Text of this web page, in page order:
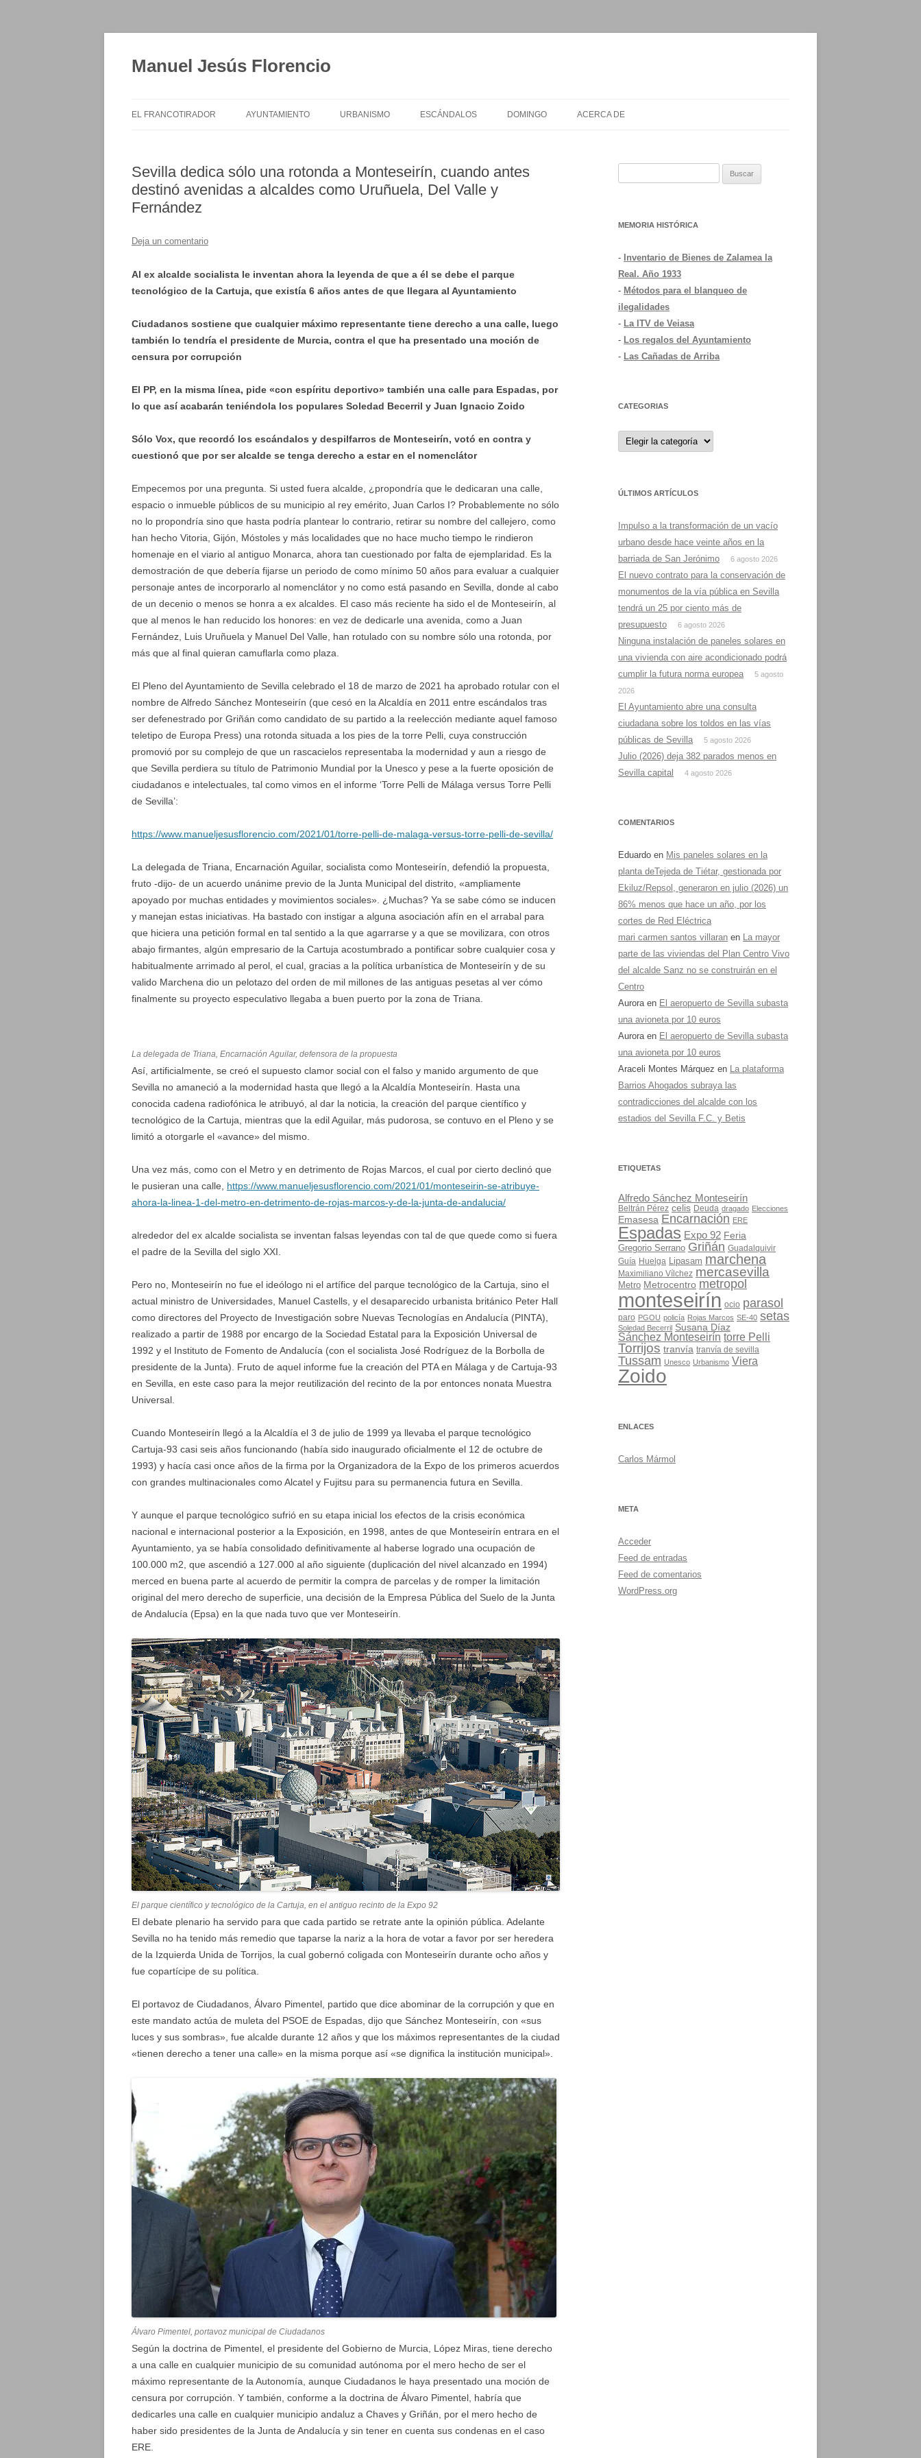
Manuel Jesús Florencio
EL FRANCOTIRADOR AYUNTAMIENTO URBANISMO ESCÁNDALOS DOMINGO ACERCA DE
Sevilla dedica sólo una rotonda a Monteseirín, cuando antes
destinó avenidas a alcaldes como Uruñuela, Del Valle y
Fernández
Deja un comentario
Al ex alcalde socialista le inventan ahora la leyenda de que a él se debe el parque
tecnológico de la Cartuja, que existía 6 años antes de que llegara al Ayuntamiento
Ciudadanos sostiene que cualquier máximo representante tiene derecho a una calle, luego
también lo tendría el presidente de Murcia, contra el que ha presentado una moción de
censura por corrupción
El PP, en la misma línea, pide «con espíritu deportivo» también una calle para Espadas, por
lo que así acabarán teniéndola los populares Soledad Becerril y Juan Ignacio Zoido
Sólo Vox, que recordó los escándalos y despilfarros de Monteseirín, votó en contra y
cuestionó que por ser alcalde se tenga derecho a estar en el nomenclátor
Empecemos por una pregunta. Si usted fuera alcalde, ¿propondría que le dedicaran una calle,
espacio o inmueble públicos de su municipio al rey emérito, Juan Carlos I? Probablemente no sólo
no lo propondría sino que hasta podría plantear lo contrario, retirar su nombre del callejero, como
han hecho Vitoria, Gijón, Móstoles y más localidades que no hace mucho tiempo le rindieron
homenaje en el viario al antiguo Monarca, ahora tan cuestionado por falta de ejemplaridad. Es la
demostración de que debería fijarse un periodo de como mínimo 50 años para evaluar a cualquier
personaje antes de incorporarlo al nomenclátor y no como está pasando en Sevilla, donde al cabo
de un decenio o menos se honra a ex alcaldes. El caso más reciente ha sido el de Monteseirín, al
que al menos le han reducido los honores: en vez de dedicarle una avenida, como a Juan
Fernández, Luis Uruñuela y Manuel Del Valle, han rotulado con su nombre sólo una rotonda, por
más que al final quieran camuflarla como plaza.
El Pleno del Ayuntamiento de Sevilla celebrado el 18 de marzo de 2021 ha aprobado rotular con el
nombre de Alfredo Sánchez Monteseirín (que cesó en la Alcaldía en 2011 entre escándalos tras
ser defenestrado por Griñán como candidato de su partido a la reelección mediante aquel famoso
teletipo de Europa Press) una rotonda situada a los pies de la torre Pelli, cuya construcción
promovió por su complejo de que un rascacielos representaba la modernidad y aun a riesgo de
que Sevilla perdiera su título de Patrimonio Mundial por la Unesco y pese a la fuerte oposición de
ciudadanos e intelectuales, tal como vimos en el informe ‘Torre Pelli de Málaga versus Torre Pelli
de Sevilla’:
https://www.manueljesusflorencio.com/2021/01/torre-pelli-de-malaga-versus-torre-pelli-de-sevilla/
La delegada de Triana, Encarnación Aguilar, socialista como Monteseirín, defendió la propuesta,
fruto -dijo- de un acuerdo unánime previo de la Junta Municipal del distrito, «ampliamente
apoyado por muchas entidades y movimientos sociales». ¿Muchas? Ya se sabe cómo se inducen
y manejan estas iniciativas. Ha bastado con instigar a alguna asociación afín en el arrabal para
que hiciera una petición formal en tal sentido a la que agarrarse y a que se movilizara, con otros
abajo firmantes, algún empresario de la Cartuja acostumbrado a pontificar sobre cualquier cosa y
habitualmente arrimado al perol, el cual, gracias a la política urbanística de Monteseirín y de su
valido Marchena dio un pelotazo del orden de mil millones de las antiguas pesetas al ver cómo
finalmente su proyecto especulativo llegaba a buen puerto por la zona de Triana.
La delegada de Triana, Encarnación Aguilar, defensora de la propuesta
Así, artificialmente, se creó el supuesto clamor social con el falso y manido argumento de que
Sevilla no amaneció a la modernidad hasta que llegó a la Alcaldía Monteseirín. Hasta una
conocida cadena radiofónica le atribuyó, al dar la noticia, la creación del parque científico y
tecnológico de la Cartuja, mientras que la edil Aguilar, más pudorosa, se contuvo en el Pleno y se
limitó a otorgarle el «avance» del mismo.
Una vez más, como con el Metro y en detrimento de Rojas Marcos, el cual por cierto declinó que
le pusieran una calle, https://www.manueljesusflorencio.com/2021/01/monteseirin-se-atribuye-
ahora-la-linea-1-del-metro-en-detrimento-de-rojas-marcos-y-de-la-junta-de-andalucia/
alrededor del ex alcalde socialista se inventan falsas leyendas con tal de que quede como si fuera
el padre de la Sevilla del siglo XXI.
Pero no, Monteseirín no fue el ideólogo ni el artífice del parque tecnológico de la Cartuja, sino el
actual ministro de Universidades, Manuel Castells, y el desaparecido urbanista británico Peter Hall
como directores del Proyecto de Investigación sobre Nuevas Tecnologías en Andalucía (PINTA),
realizado a partir de 1988 por encargo de la Sociedad Estatal para la Exposición Universal de
1992 y el Instituto de Fomento de Andalucía (con el socialista José Rodríguez de la Borbolla de
presidente de la Junta). Fruto de aquel informe fue la creación del PTA en Málaga y de Cartuja-93
en Sevilla, en este caso para la mejor reutilización del recinto de la por entonces nonata Muestra
Universal.
Cuando Monteseirín llegó a la Alcaldía el 3 de julio de 1999 ya llevaba el parque tecnológico
Cartuja-93 casi seis años funcionando (había sido inaugurado oficialmente el 12 de octubre de
1993) y hacía casi once años de la firma por la Organizadora de la Expo de los primeros acuerdos
con grandes multinacionales como Alcatel y Fujitsu para su permanencia futura en Sevilla.
Y aunque el parque tecnológico sufrió en su etapa inicial los efectos de la crisis económica
nacional e internacional posterior a la Exposición, en 1998, antes de que Monteseirín entrara en el
Ayuntamiento, ya se había consolidado definitivamente al haberse logrado una ocupación de
100.000 m2, que ascendió a 127.000 al año siguiente (duplicación del nivel alcanzado en 1994)
merced en buena parte al acuerdo de permitir la compra de parcelas y de romper la limitación
original del mero derecho de superficie, una decisión de la Empresa Pública del Suelo de la Junta
de Andalucía (Epsa) en la que nada tuvo que ver Monteseirín.
El parque científico y tecnológico de la Cartuja, en el antiguo recinto de la Expo 92
El debate plenario ha servido para que cada partido se retrate ante la opinión pública. Adelante
Sevilla no ha tenido más remedio que taparse la nariz a la hora de votar a favor por ser heredera
de la Izquierda Unida de Torrijos, la cual gobernó coligada con Monteseirín durante ocho años y
fue copartícipe de su política.
El portavoz de Ciudadanos, Álvaro Pimentel, partido que dice abominar de la corrupción y que en
este mandato actúa de muleta del PSOE de Espadas, dijo que Sánchez Monteseirín, con «sus
luces y sus sombras», fue alcalde durante 12 años y que los máximos representantes de la ciudad
«tienen derecho a tener una calle» en la misma porque así «se dignifica la institución municipal».
Álvaro Pimentel, portavoz municipal de Ciudadanos
Según la doctrina de Pimentel, el presidente del Gobierno de Murcia, López Miras, tiene derecho
a una calle en cualquier municipio de su comunidad autónoma por el mero hecho de ser el
máximo representante de la Autonomía, aunque Ciudadanos le haya presentado una moción de
censura por corrupción. Y también, conforme a la doctrina de Álvaro Pimentel, habría que
dedicarles una calle en cualquier municipio andaluz a Chaves y Griñán, por el mero hecho de
haber sido presidentes de la Junta de Andalucía y sin tener en cuenta sus condenas en el caso
ERE.
MEMORIA HISTÓRICA
- Inventario de Bienes de Zalamea la
Real. Año 1933
- Métodos para el blanqueo de
ilegalidades
- La ITV de Veiasa
- Los regalos del Ayuntamiento
- Las Cañadas de Arriba
CATEGORIAS
Categorias
ÚLTIMOS ARTÍCULOS
Impulso a la transformación de un vacío
urbano desde hace veinte años en la
barriada de San Jerónimo
6 agosto 2026
El nuevo contrato para la conservación de
monumentos de la vía pública en Sevilla
tendrá un 25 por ciento más de
presupuesto
6 agosto 2026
Ninguna instalación de paneles solares en
una vivienda con aire acondicionado podrá
cumplir la futura norma europea
5 agosto
2026
El Ayuntamiento abre una consulta
ciudadana sobre los toldos en las vías
públicas de Sevilla
5 agosto 2026
Julio (2026) deja 382 parados menos en
Sevilla capital
4 agosto 2026
COMENTARIOS
Eduardo en Mis paneles solares en la
planta deTejeda de Tiétar, gestionada por
Ekiluz/Repsol, generaron en julio (2026) un
86% menos que hace un año, por los
cortes de Red Eléctrica
mari carmen santos villaran en La mayor
parte de las viviendas del Plan Centro Vivo
del alcalde Sanz no se construirán en el
Centro
Auroraen El aeropuerto de Sevilla subasta
una avioneta por 10 euros
Auroraen El aeropuerto de Sevilla subasta
una avioneta por 10 euros
Araceli Montes Márquez en La plataforma
Barrios Ahogados subraya las
contradicciones del alcalde con los
estadios del Sevilla F.C. y Betis
ETIQUETAS
Alfredo Sánchez Monteseirín
Beltrán Pérez celis Deuda dragado Elecciones
Emasesa Encarnación ERE
Espadas Expo 92 Feria
Gregorio Serrano Griñán Guadalquivir
Guía Huelga Lipasam marchena
Maximiliano Vílchez mercasevilla
Metro Metrocentro metropol
monteseirín ocio parasol
paro PGOU policía Rojas Marcos SE-40 setas
Soledad Becerril Susana Díaz
Sánchez Monteseirín torre Pelli
Torrijos tranvía tranvía de sevilla
Tussam Unesco Urbanismo Viera
Zoido
ENLACES
Carlos Mármol
META
Acceder
Feed de entradas
Feed de comentarios
WordPress.org